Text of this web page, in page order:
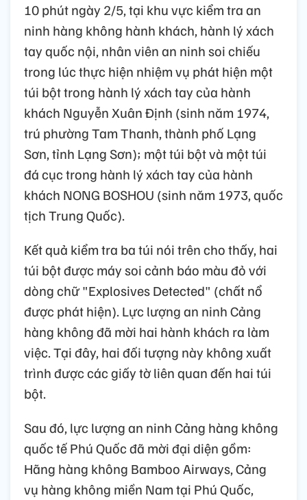
10 phút ngày 2/5, tại khu vực kiểm tra an
ninh hàng không hành khách, hành lý xách
tay quốc nội, nhân viên an ninh soi chiếu
trong lúc thực hiện nhiệm vụ phát hiện một
túi bột trong hành lý xách tay của hành
khách Nguyễn Xuân Định (sinh năm 1974,
trú phường Tam Thanh, thành phố Lạng
Sơn, tỉnh Lạng Sơn); một túi bột và một túi
đá cục trong hành lý xách tay của hành
khách NONG BOSHOU (sinh năm 1973, quốc
tịch Trung Quốc).
Kết quả kiểm tra ba túi nói trên cho thấy, hai
túi bột được máy soi cảnh báo màu đỏ với
dòng chữ "Explosives Detected" (chất nổ
được phát hiện). Lực lượng an ninh Cảng
hàng không đã mời hai hành khách ra làm
việc. Tại đây, hai đối tượng này không xuất
trình được các giấy tờ liên quan đến hai túi
bột.
Sau đó, lực lượng an ninh Cảng hàng không
quốc tế Phú Quốc đã mời đại diện gồm:
Hãng hàng không Bamboo Airways, Cảng
vụ hàng không miền Nam tại Phú Quốc,